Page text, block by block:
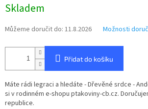
cena:
Skladem
Můžeme doručit do: 11.8.2026 Možnosti
Přidat do košíku
Máte rádi legraci a hledáte - Dřevěné srdce -
si v rodinném e-shopu ptakoviny-cb.cz.
republice.